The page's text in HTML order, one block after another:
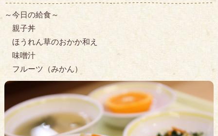
～今日の給食～
親子丼
ほうれん草のおかか和え
味噌汁
フルーツ（みかん）